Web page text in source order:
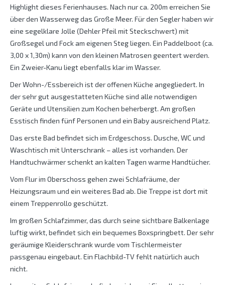
Highlight dieses Ferienhauses. Nach nur ca. 200m erreichen Sie
über den Wasserweg das Große Meer. Für den Segler haben wir
eine segelklare Jolle (Dehler Pfeil mit Steckschwert) mit
Großsegel und Fock am eigenen Steg liegen. Ein Paddelboot (ca.
3,00 x 1,30m) kann von den kleinen Matrosen geentert werden.
Ein Zweier-Kanu liegt ebenfalls klar im Wasser.
Der Wohn-/Essbereich ist der offenen Küche angegliedert. In
der sehr gut ausgestatteten Küche sind alle notwendigen
Geräte und Utensilien zum Kochen beherbergt. Am großen
Esstisch finden fünf Personen und ein Baby ausreichend Platz.
Das erste Bad befindet sich im Erdgeschoss. Dusche, WC und
Waschtisch mit Unterschrank – alles ist vorhanden. Der
Handtuchwärmer schenkt an kalten Tagen warme Handtücher.
Vom Flur im Oberschoss gehen zwei Schlafräume, der
Heizungsraum und ein weiteres Bad ab. Die Treppe ist dort mit
einem Treppenrollo geschützt.
Im großen Schlafzimmer, das durch seine sichtbare Balkenlage
luftig wirkt, befindet sich ein bequemes Boxspringbett. Der sehr
geräumige Kleiderschrank wurde vom Tischlermeister
passgenau eingebaut. Ein Flachbild-TV fehlt natürlich auch
nicht.